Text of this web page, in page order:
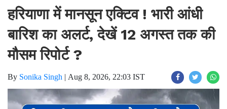
हरियाणा में मानसून एक्टिव ! भारी आंधी
बारिश का अलर्ट, देखें 12 अगस्त तक की
मौसम रिपोर्ट ?
By Sonika Singh | Aug 8, 2026, 22:03 IST